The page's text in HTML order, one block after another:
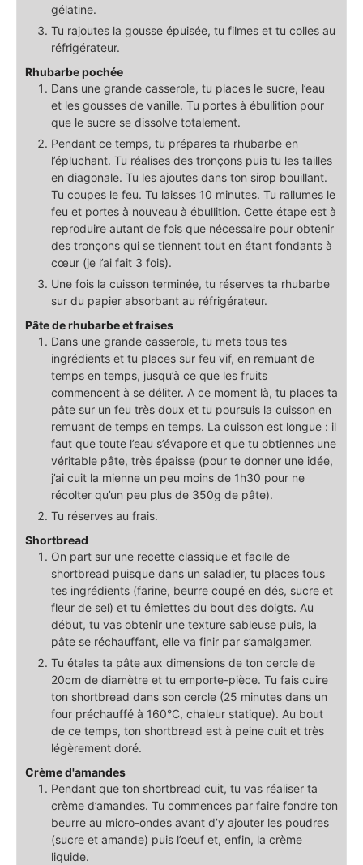
gélatine.
Tu rajoutes la gousse épuisée, tu filmes et tu colles au
réfrigérateur.
Rhubarbe pochée
Dans une grande casserole, tu places le sucre, l’eau
et les gousses de vanille. Tu portes à ébullition pour
que le sucre se dissolve totalement.
Pendant ce temps, tu prépares ta rhubarbe en
l’épluchant. Tu réalises des tronçons puis tu les tailles
en diagonale. Tu les ajoutes dans ton sirop bouillant.
Tu coupes le feu. Tu laisses 10 minutes. Tu rallumes le
feu et portes à nouveau à ébullition. Cette étape est à
reproduire autant de fois que nécessaire pour obtenir
des tronçons qui se tiennent tout en étant fondants à
cœur (je l’ai fait 3 fois).
Une fois la cuisson terminée, tu réserves ta rhubarbe
sur du papier absorbant au réfrigérateur.
Pâte de rhubarbe et fraises
Dans une grande casserole, tu mets tous tes
ingrédients et tu places sur feu vif, en remuant de
temps en temps, jusqu’à ce que les fruits
commencent à se déliter. A ce moment là, tu places ta
pâte sur un feu très doux et tu poursuis la cuisson en
remuant de temps en temps. La cuisson est longue : il
faut que toute l’eau s’évapore et que tu obtiennes une
véritable pâte, très épaisse (pour te donner une idée,
j’ai cuit la mienne un peu moins de 1h30 pour ne
récolter qu’un peu plus de 350g de pâte).
Tu réserves au frais.
Shortbread
On part sur une recette classique et facile de
shortbread puisque dans un saladier, tu places tous
tes ingrédients (farine, beurre coupé en dés, sucre et
fleur de sel) et tu émiettes du bout des doigts. Au
début, tu vas obtenir une texture sableuse puis, la
pâte se réchauffant, elle va finir par s’amalgamer.
Tu étales ta pâte aux dimensions de ton cercle de
20cm de diamètre et tu emporte-pièce. Tu fais cuire
ton shortbread dans son cercle (25 minutes dans un
four préchauffé à 160°C, chaleur statique). Au bout
de ce temps, ton shortbread est à peine cuit et très
légèrement doré.
Crème d'amandes
Pendant que ton shortbread cuit, tu vas réaliser ta
crème d’amandes. Tu commences par faire fondre ton
beurre au micro-ondes avant d’y ajouter les poudres
(sucre et amande) puis l’oeuf et, enfin, la crème
liquide.